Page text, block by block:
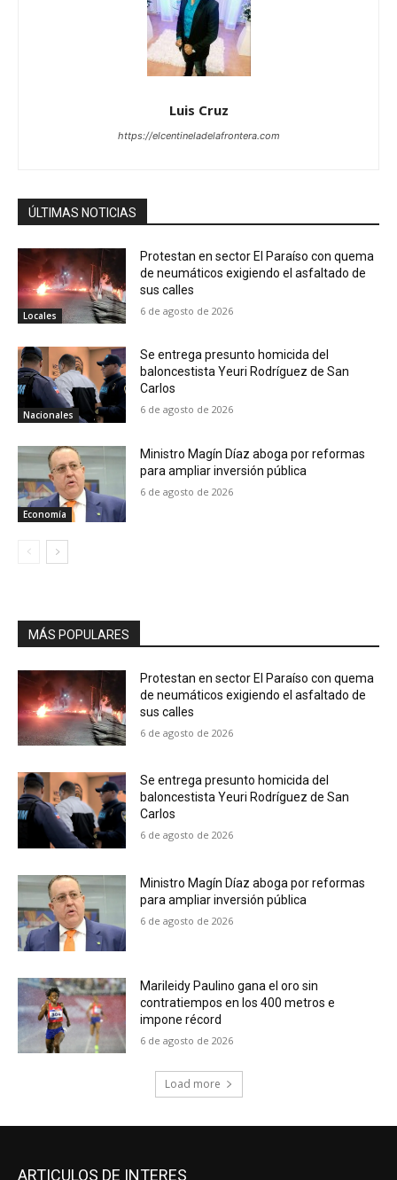
Luis Cruz
https://elcentineladelafrontera.com
ÚLTIMAS NOTICIAS
Locales
Protestan en sector El Paraíso con quema
de neumáticos exigiendo el asfaltado de
sus calles
6 de agosto de 2026
Nacionales
Se entrega presunto homicida del
baloncestista Yeuri Rodríguez de San
Carlos
6 de agosto de 2026
Economía
Ministro Magín Díaz aboga por reformas
para ampliar inversión pública
6 de agosto de 2026
MÁS POPULARES
Protestan en sector El Paraíso con quema
de neumáticos exigiendo el asfaltado de
sus calles
6 de agosto de 2026
Se entrega presunto homicida del
baloncestista Yeuri Rodríguez de San
Carlos
6 de agosto de 2026
Ministro Magín Díaz aboga por reformas
para ampliar inversión pública
6 de agosto de 2026
Marileidy Paulino gana el oro sin
contratiempos en los 400 metros e
impone récord
6 de agosto de 2026
Load more
ARTICULOS DE INTERES